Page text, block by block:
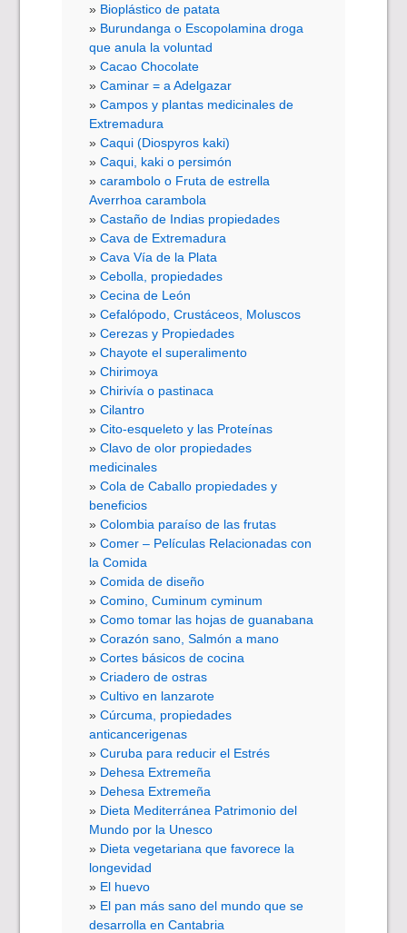
Bioplástico de patata
Burundanga o Escopolamina droga
que anula la voluntad
Cacao Chocolate
Caminar = a Adelgazar
Campos y plantas medicinales de
Extremadura
Caqui (Diospyros kaki)
Caqui, kaki o persimón
carambolo o Fruta de estrella
Averrhoa carambola
Castaño de Indias propiedades
Cava de Extremadura
Cava Vía de la Plata
Cebolla, propiedades
Cecina de León
Cefalópodo, Crustáceos, Moluscos
Cerezas y Propiedades
Chayote el superalimento
Chirimoya
Chirivía o pastinaca
Cilantro
Cito-esqueleto y las Proteínas
Clavo de olor propiedades
medicinales
Cola de Caballo propiedades y
beneficios
Colombia paraíso de las frutas
Comer – Películas Relacionadas con
la Comida
Comida de diseño
Comino, Cuminum cyminum
Como tomar las hojas de guanabana
Corazón sano, Salmón a mano
Cortes básicos de cocina
Criadero de ostras
Cultivo en lanzarote
Cúrcuma, propiedades
anticancerigenas
Curuba para reducir el Estrés
Dehesa Extremeña
Dehesa Extremeña
Dieta Mediterránea Patrimonio del
Mundo por la Unesco
Dieta vegetariana que favorece la
longevidad
El huevo
El pan más sano del mundo que se
desarrolla en Cantabria